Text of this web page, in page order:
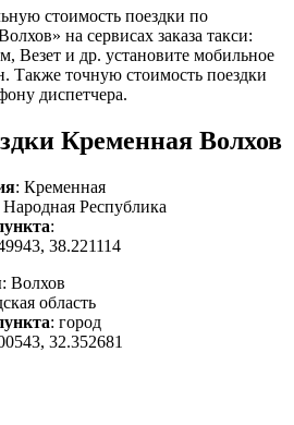
стоимость поездки по
на сервисах заказа такси:
Везет и др. установите мобильное
Также точную стоимость поездки
диспетчера.
Кременная Волхов
: Кременная
Народная Республика
:
38.221114
: Волхов
область
: город
32.352681